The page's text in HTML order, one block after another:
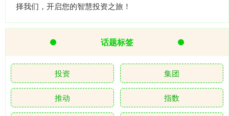
择我们，开启您的智慧投资之旅！
话题标签
投资 集团
推动 指数